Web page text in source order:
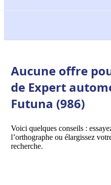
Aucune offre
de Expert
Futuna (986)
Voici quelques conseils :
l’orthographe ou élargissez
recherche.